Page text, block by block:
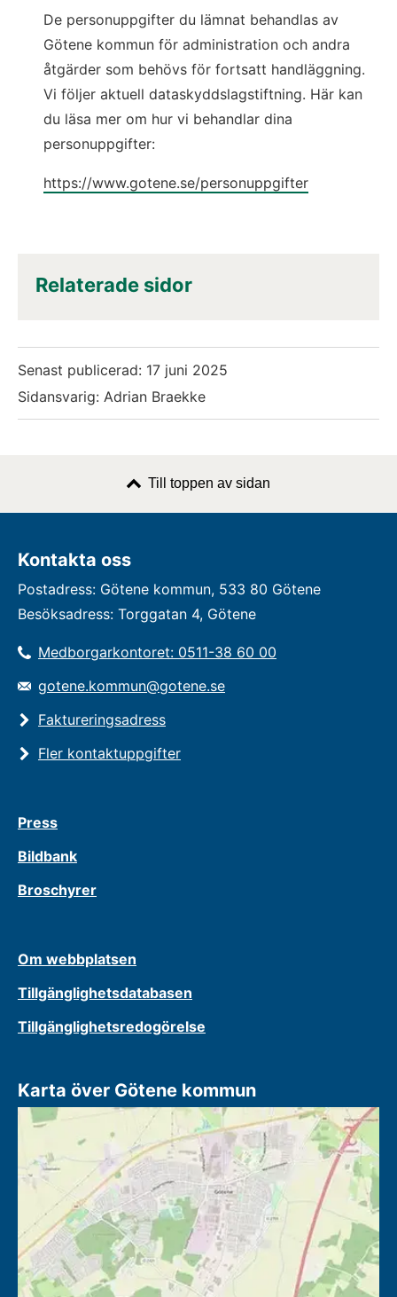
De personuppgifter du lämnat behandlas av
Götene kommun för administration och andra
åtgärder som behövs för fortsatt handläggning.
Vi följer aktuell dataskyddslagstiftning. Här kan
du läsa mer om hur vi behandlar dina
personuppgifter:
https://www.gotene.se/personuppgifter
Relaterade sidor
Senast publicerad: 17 juni 2025
Sidansvarig: Adrian Braekke
Till toppen av sidan
Kontakta oss
Postadress: Götene kommun, 533 80 Götene
Besöksadress: Torggatan 4, Götene
Medborgarkontoret: 0511-38 60 00
gotene.kommun@gotene.se
Faktureringsadress
Fler kontaktuppgifter
Press
Bildbank
Broschyrer
Om webbplatsen
Tillgänglighetsdatabasen
Tillgänglighetsredogörelse
Karta över Götene kommun